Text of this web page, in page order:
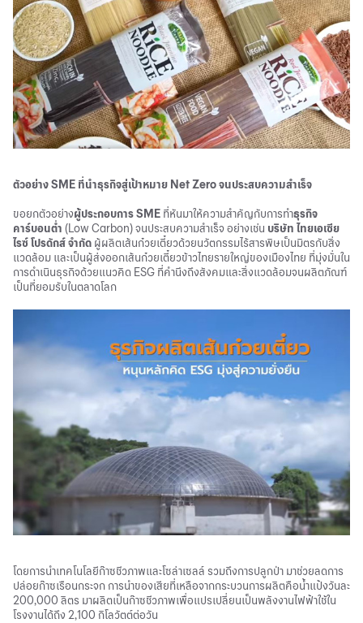
ตัวอย่าง SME ที่นำธุรกิจสู่เป้าหมาย Net Zero จนประสบความสำเร็จ
ขอยกตัวอย่างผู้ประกอบการ SME ที่หันมาให้ความสำคัญกับการทำธุรกิจ
คาร์บอนต่ำ (Low Carbon) จนประสบความสำเร็จ อย่างเช่น บริษัท ไทยเอเซีย
ไรซ์ โปรดักส์ จำกัด ผู้ผลิตเส้นก๋วยเตี๋ยวด้วยนวัตกรรมไร้สารพิษเป็นมิตรกับสิ่ง
แวดล้อม และเป็นผู้ส่งออกเส้นก๋วยเตี๋ยวข้าวไทยรายใหญ่ของเมืองไทย ที่มุ่งมั่นใน
การดำเนินธุรกิจด้วยแนวคิด ESG ที่คำนึงถึงสังคมและสิ่งแวดล้อมจนผลิตภัณฑ์
เป็นที่ยอมรับในตลาดโลก
โดยการนำเทคโนโลยีก๊าซชีวภาพและโซล่าเซลล์ รวมถึงการปลูกป่า มาช่วยลดการ
ปล่อยก๊าซเรือนกระจก การนำของเสียที่เหลือจากกระบวนการผลิตคือน้ำแป้งวันละ
200,000 ลิตร มาผลิตเป็นก๊าซชีวภาพเพื่อแปรเปลี่ยนเป็นพลังงานไฟฟ้าใช้ใน
โรงงานได้ถึง 2,100 กิโลวัตต์ต่อวัน